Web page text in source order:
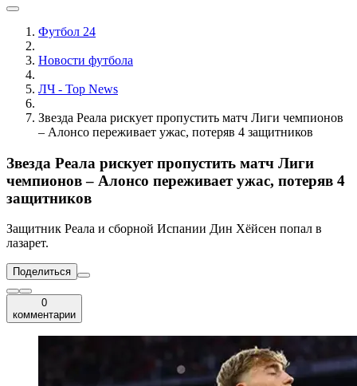
Футбол 24
Новости футбола
ЛЧ - Top News
Звезда Реала рискует пропустить матч Лиги чемпионов
– Алонсо переживает ужас, потеряв 4 защитников
Звезда Реала рискует пропустить матч Лиги
чемпионов – Алонсо переживает ужас, потеряв 4
защитников
Защитник Реала и сборной Испании Дин Хёйсен попал в
лазарет.
Поделиться
0
комментарии